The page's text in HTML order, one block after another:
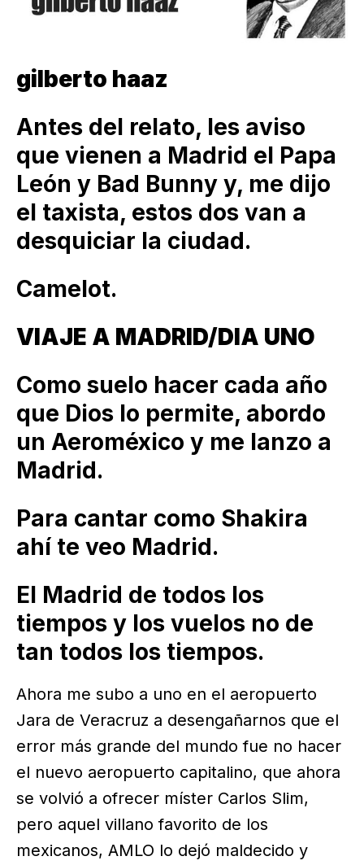
gilberto haaz
Antes del relato, les aviso
que vienen a Madrid el Papa
León y Bad Bunny y, me dijo
el taxista, estos dos van a
desquiciar la ciudad.
Camelot.
VIAJE A MADRID/DIA UNO
Como suelo hacer cada año
que Dios lo permite, abordo
un Aeroméxico y me lanzo a
Madrid.
Para cantar como Shakira
ahí te veo Madrid.
El Madrid de todos los
tiempos y los vuelos no de
tan todos los tiempos.
Ahora me subo a uno en el aeropuerto
Jara de Veracruz a desengañarnos que el
error más grande del mundo fue no hacer
el nuevo aeropuerto capitalino, que ahora
se volvió a ofrecer míster Carlos Slim,
pero aquel villano favorito de los
mexicanos, AMLO lo dejó maldecido y